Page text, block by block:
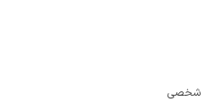
شخصی